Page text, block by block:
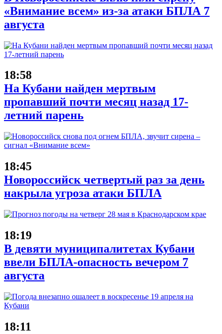
«Внимание всем» из-за атаки БПЛА 7
августа
18:58
На Кубани найден мертвым
пропавший почти месяц назад 17-
летний парень
18:45
Новороссийск четвертый раз за день
накрыла угроза атаки БПЛА
18:19
В девяти муниципалитетах Кубани
ввели БПЛА-опасность вечером 7
августа
18:11